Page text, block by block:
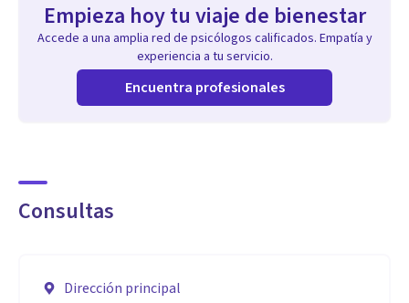
Empieza hoy tu viaje de bienestar
Accede a una amplia red de psicólogos calificados. Empatía y
experiencia a tu servicio.
Encuentra profesionales
Consultas
Dirección principal